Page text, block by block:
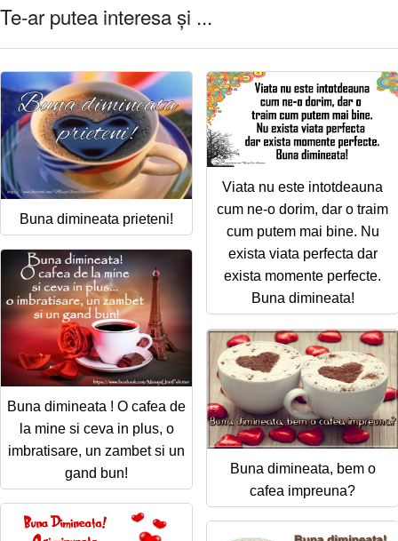
Te-ar putea interesa și ...
Buna dimineata prieteni!
Viata nu este intotdeauna
cum ne-o dorim, dar o traim
cum putem mai bine. Nu
exista viata perfecta dar
exista momente perfecte.
Buna dimineata!
Buna dimineata ! O cafea de
la mine si ceva in plus, o
imbratisare, un zambet si un
gand bun!
Buna dimineata, bem o
cafea impreuna?